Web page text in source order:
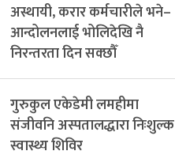
अस्थायी, करार कर्मचारीले भने–
आन्दोलनलाई भोलिदेखि नै
निरन्तरता दिन सक्छौँ
गुरुकुल एकेडेमी लमहीमा
संजीवनि अस्पतालद्धारा निःशुल्क
स्वास्थ्य शिविर